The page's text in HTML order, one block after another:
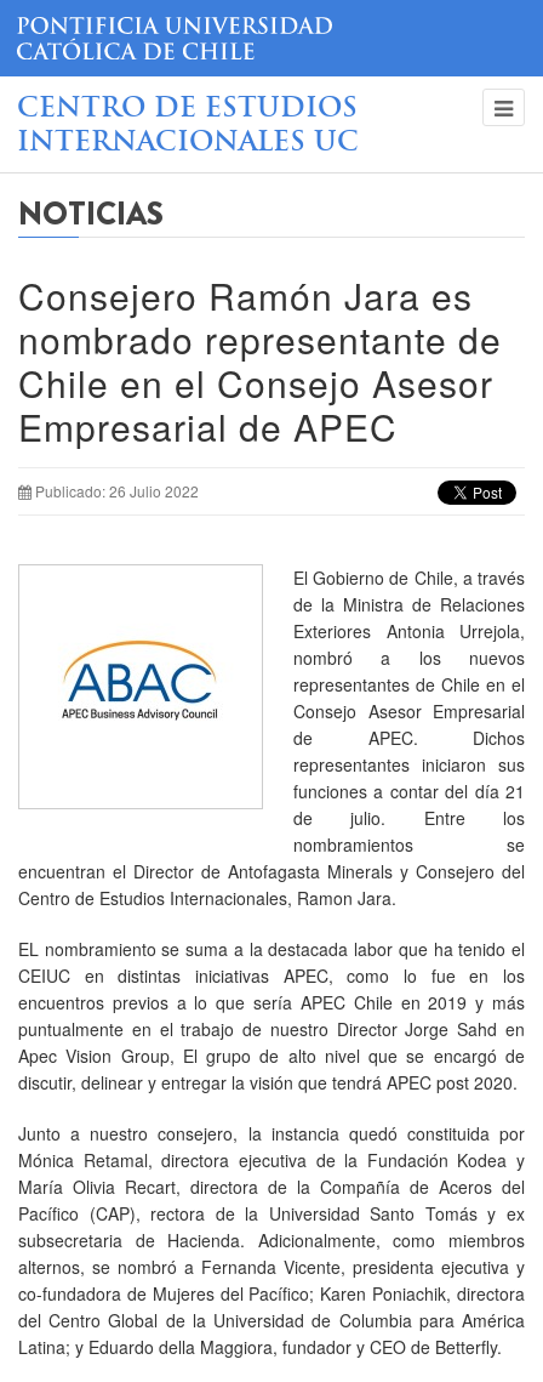
CENTRO DE ESTUDIOS
INTERNACIONALES UC
NOTICIAS
Consejero Ramón Jara es
nombrado representante de
Chile en el Consejo Asesor
Empresarial de APEC
Publicado: 26 Julio 2022
El Gobierno de Chile, a través
de la Ministra de Relaciones
Exteriores Antonia Urrejola,
nombró a los nuevos
representantes de Chile en el
Consejo Asesor Empresarial
de APEC. Dichos
representantes iniciaron sus
funciones a contar del día 21
de julio. Entre los
nombramientos se
encuentran el Director de Antofagasta Minerals y Consejero del
Centro de Estudios Internacionales, Ramon Jara.
EL nombramiento se suma a la destacada labor que ha tenido el
CEIUC en distintas iniciativas APEC, como lo fue en los
encuentros previos a lo que sería APEC Chile en 2019 y más
puntualmente en el trabajo de nuestro Director Jorge Sahd en
Apec Vision Group, El grupo de alto nivel que se encargó de
discutir, delinear y entregar la visión que tendrá APEC post 2020.
Junto a nuestro consejero, la instancia quedó constituida por
Mónica Retamal, directora ejecutiva de la Fundación Kodea y
María Olivia Recart, directora de la Compañía de Aceros del
Pacífico (CAP), rectora de la Universidad Santo Tomás y ex
subsecretaria de Hacienda. Adicionalmente, como miembros
alternos, se nombró a Fernanda Vicente, presidenta ejecutiva y
co-fundadora de Mujeres del Pacífico; Karen Poniachik, directora
del Centro Global de la Universidad de Columbia para América
Latina; y Eduardo della Maggiora, fundador y CEO de Betterfly.